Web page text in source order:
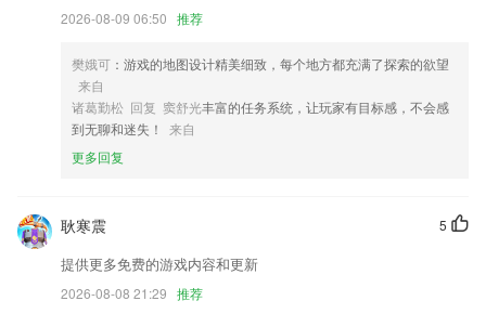
2026-08-09 06:50 推荐
樊娥可 ：游戏的地图设计精美细致，每个地方都充满了探索的欲望
来自
诸葛勤松 回复 窦舒光丰富的任务系统，让玩家有目标感，不会感
到无聊和迷失！
来自
更多回复
5
耿寒震
提供更多免费的游戏内容和更新
2026-08-08 21:29 推荐